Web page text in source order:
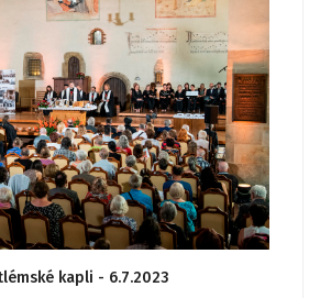
kapli - 6.7.2023